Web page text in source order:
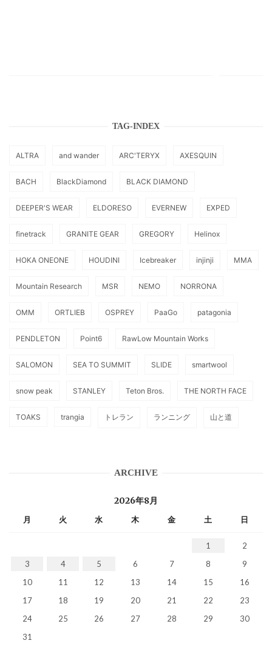
TAG-INDEX
ALTRA and wander ARC'TERYX AXESQUIN
BACH BlackDiamond BLACK DIAMOND
DEEPER'S WEAR ELDORESO EVERNEW EXPED
finetrack GRANITE GEAR GREGORY Helinox
HOKA ONEONE HOUDINI Icebreaker injinji MMA
Mountain Research MSR NEMO NORRONA
OMM ORTLIEB OSPREY PaaGo patagonia
PENDLETON Point6 RawLow Mountain Works
SALOMON SEA TO SUMMIT SLIDE smartwool
snow peak STANLEY Teton Bros. THE NORTH FACE
TOAKS trangia トレラン ランニング 山と道
ARCHIVE
2026年8月
月 火 水 木 金 土 日
1
2
3
4 5 6 7 8
9
10
11 12 13 14 15
16
17
18 19 20 21 22
23
24
25 26 27 28 29
30
31